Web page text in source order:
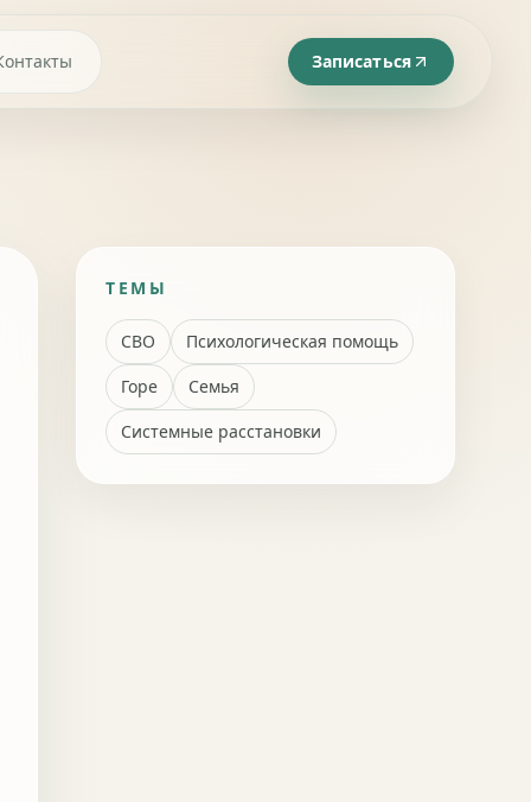
Записаться
ТЕМЫ
СВО
Психологическая помощь
Горе
Семья
Системные расстановки